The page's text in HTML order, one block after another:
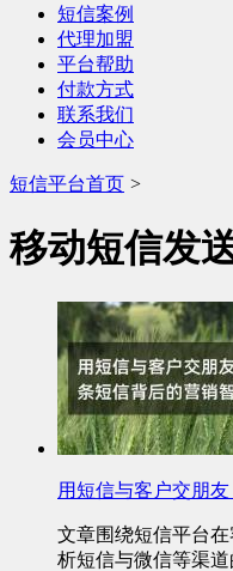
短信案例
代理加盟
平台帮助
付款方式
联系我们
会员中心
短信平台首页 >
移动短信发
用短信与客户交朋
文章围绕短信平台
析短信与微信等渠